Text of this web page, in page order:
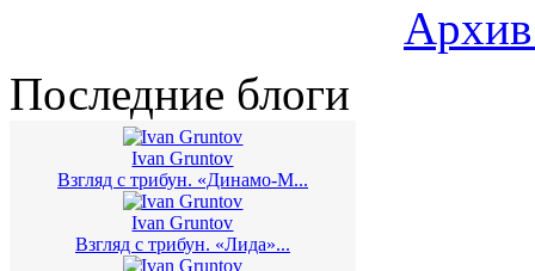
Последние блоги
Ivan Gruntov
Взгляд с трибун. «Динамо-М...
Ivan Gruntov
Взгляд с трибун. «Лида»...